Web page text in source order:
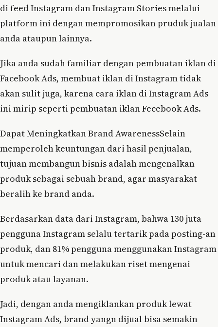
di feed Instagram dan Instagram Stories melalui
platform ini dengan mempromosikan pruduk jualan
anda ataupun lainnya.
Jika anda sudah familiar dengan pembuatan iklan di
Facebook Ads, membuat iklan di Instagram tidak
akan sulit juga, karena cara iklan di Instagram Ads
ini mirip seperti pembuatan iklan Fecebook Ads.
Dapat Meningkatkan Brand AwarenessSelain
memperoleh keuntungan dari hasil penjualan,
tujuan membangun bisnis adalah mengenalkan
produk sebagai sebuah brand, agar masyarakat
beralih ke brand anda.
Berdasarkan data dari Instagram, bahwa 130 juta
pengguna Instagram selalu tertarik pada posting-an
produk, dan 81% pengguna menggunakan Instagram
untuk mencari dan melakukan riset mengenai
produk atau layanan.
Jadi, dengan anda mengiklankan produk lewat
Instagram Ads, brand yangn dijual bisa semakin